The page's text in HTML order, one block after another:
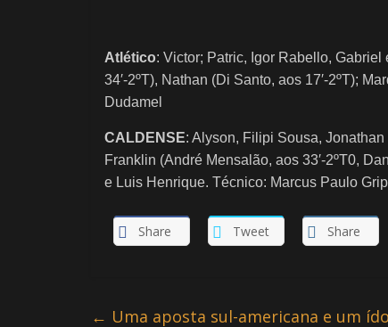
Atlético: Victor; Patric, Igor Rabello,
34′-2ºT), Nathan (Di Santo, aos 17′-2ºT);
Dudamel
CALDENSE: Alyson, Filipi Sousa, Jonathan
Franklin (André Mensalão, aos 33′-2ºT0,
e Luis Henrique. Técnico: Marcus Paulo
Share Tweet Share
← Uma aposta sul-americana e um